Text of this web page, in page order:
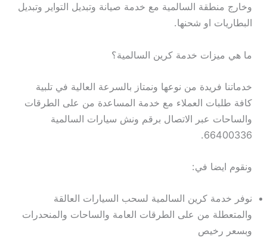
وخارج منطقة السالمية مع خدمة صيانة وتبديل التواير وتبديل
البطاريات او شحنها.
ما هي ميزات خدمة كرين السالمية؟
خدماتنا فريدة من نوعها ونمتاز بالسرعة العالية في تلبية
كافة طلبات العملاء مع خدمة المساعدة من على الطرقات
والساحات عبر الاتصال برقم ونش سيارات السالمية
66400336.
ونقوم ايضا في:
نوفر خدمة كرين السالمية لسحب السيارات العالقة
والمتعطلة من على الطرقات العامة والساحات والمنحدرات
وبسعر رخيص